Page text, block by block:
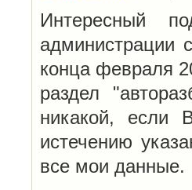
Интересный
администрации
конца февраля
раздел
никакой, если
истечению
все мои данные.